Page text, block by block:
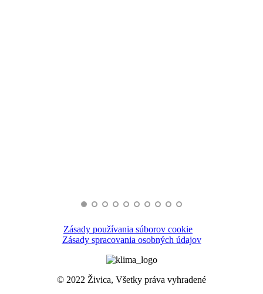
Zásady používania súborov cookie
Zásady spracovania osobných údajov
© 2022 Živica, Všetky práva vyhradené